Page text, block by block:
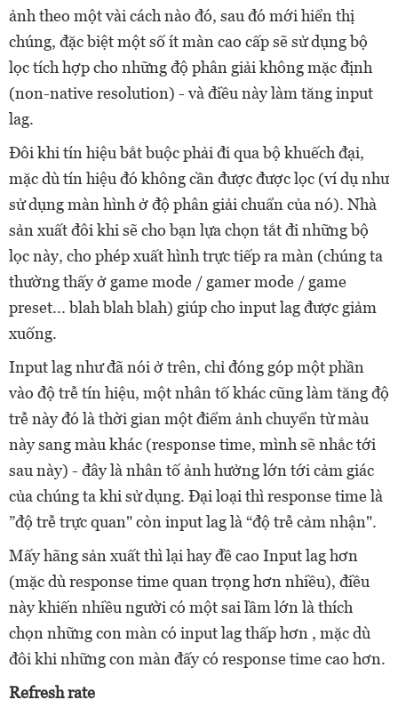
ảnh theo một vài cách nào đó, sau đó mới hiển thị
chúng, đặc biệt một số ít màn cao cấp sẽ sử dụng bộ
lọc tích hợp cho những độ phân giải không mặc định
(non-native resolution) - và điều này làm tăng input
lag.
Đôi khi tín hiệu bắt buộc phải đi qua bộ khuếch đại,
mặc dù tín hiệu đó không cần được được lọc (ví dụ như
sử dụng màn hình ở độ phân giải chuẩn của nó). Nhà
sản xuất đôi khi sẽ cho bạn lựa chọn tắt đi những bộ
lọc này, cho phép xuất hình trực tiếp ra màn (chúng ta
thường thấy ở game mode / gamer mode / game
preset... blah blah blah) giúp cho input lag được giảm
xuống.
Input lag như đã nói ở trên, chỉ đóng góp một phần
vào độ trễ tín hiệu, một nhân tố khác cũng làm tăng độ
trễ này đó là thời gian một điểm ảnh chuyển từ màu
này sang màu khác (response time, mình sẽ nhắc tới
sau này) - đây là nhân tố ảnh hưởng lớn tới cảm giác
của chúng ta khi sử dụng. Đại loại thì response time là
”độ trễ trực quan" còn input lag là “độ trễ cảm nhận".
Mấy hãng sản xuất thì lại hay đề cao Input lag hơn
(mặc dù response time quan trọng hơn nhiều), điều
này khiến nhiều người có một sai lầm lớn là thích
chọn những con màn có input lag thấp hơn , mặc dù
đôi khi những con màn đấy có response time cao hơn.
Refresh rate